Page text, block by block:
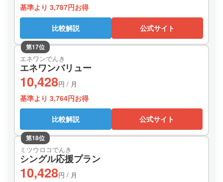
基準より 3,787円お得
比較解説 公式サイト
第17位
エネワンでんき
エネワンバリュー
10,428円 / 月
基準より 3,764円お得
比較解説 公式サイト
第18位
ミツウロコでんき
シングル応援プラン
10,428円 / 月